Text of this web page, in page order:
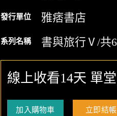
發行單位 雅痞書店
系列名稱 書與旅行Ⅴ/共
線上收看14天 單堂
加入購物車 立即結帳